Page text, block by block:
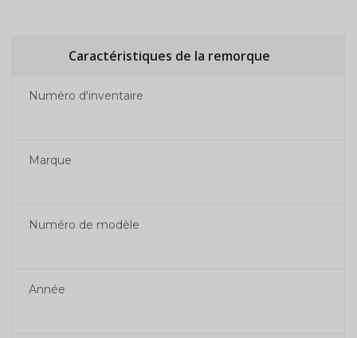
Caractéristiques de la remorque
Numéro d'inventaire
Marque
Numéro de modèle
Année